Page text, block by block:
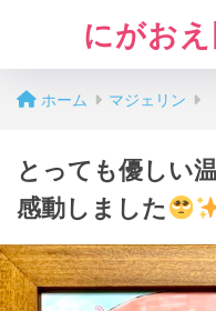
にがお
ホーム マジェリン
とっても優しい
感動しました